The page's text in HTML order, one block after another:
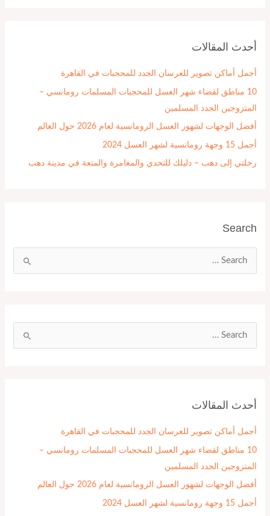
ث
ن
:
أحدث المقالات
أجمل أماكن تصوير للعرسان الجدد للمحجبات في القاهرة
10 مناطق لقضاء شهر العسل للمحجبات المسلمات رومانسي –
المتزوجين الجدد المسلمين
أفضل الوجهات لشهور العسل الرومانسية لعام 2026 حول العالم
أجمل 15 وجهة رومانسية لشهر العسل 2024
رحلتي إلى دهب – دليلك للتحدي والمغامرة والمتعة في مدينة دهب
Search
ث
ن
:
أحدث المقالات
أجمل أماكن تصوير للعرسان الجدد للمحجبات في القاهرة
10 مناطق لقضاء شهر العسل للمحجبات المسلمات رومانسي –
المتزوجين الجدد المسلمين
أفضل الوجهات لشهور العسل الرومانسية لعام 2026 حول العالم
أجمل 15 وجهة رومانسية لشهر العسل 2024